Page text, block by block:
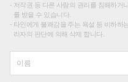
저작권 등 다른 사람의 권리를 침해하거
를 받을 수 있습니다.
타인에게 불쾌감을 주는 욕설 등 비하하
리자의 판단에 의해 삭제 합니다.